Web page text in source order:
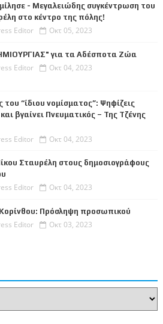
- Μεγαλειώδης συγκέντρωση του
στο κέντρο της πόλης!
Editor Οκτ 05, 2023
για τα Αδέσποτα Ζώα
Editor Οκτ 04, 2023
του “ίδιου νομίσματος”: Ψηφίζεις
βγαίνει Πνευματικός – Της Τζένης
Editor Οκτ 04, 2023
Σταυρέλη στους δημοσιογράφους
Editor Οκτ 04, 2023
Πρόσληψη προσωπικού
Editor Οκτ 03, 2023